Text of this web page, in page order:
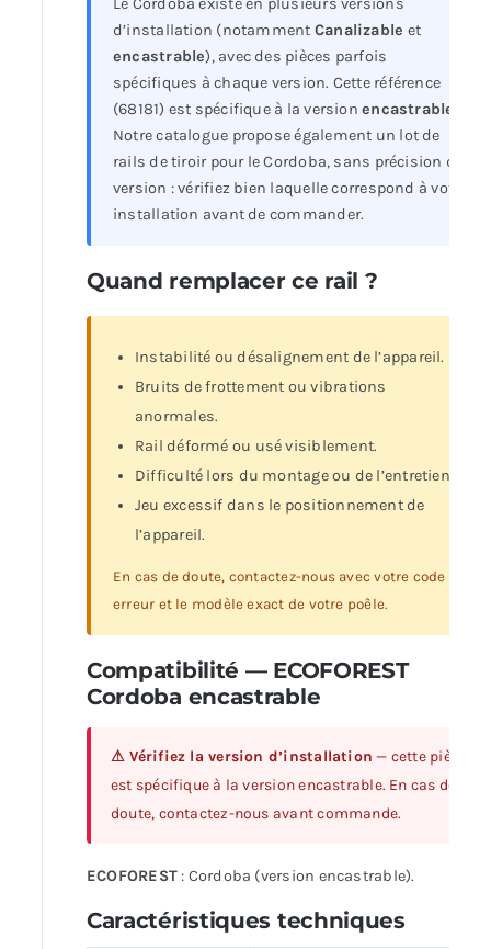
Le Cordoba existe en plusieurs versions
d’installation (notamment Canalizable et
encastrable), avec des pièces parfois
spécifiques à chaque version. Cette référence
(68181) est spécifique à la versionencastrable
Notre catalogue propose également un lot de
rails de tiroir pour le Cordoba, sans précision de
version : vérifiez bien laquelle correspond à votre
installation avant de commander.
Quand remplacer ce rail ?
Instabilité ou désalignement de l’appareil.
Bruits de frottement ou vibrations
anormales.
Rail déformé ou usé visiblement.
Difficulté lors du montage ou de l’entretien.
Jeu excessif dans le positionnement de
l’appareil.
En cas de doute, contactez-nous avec votre code
erreur et le modèle exact de votre poêle.
Compatibilité — ECOFOREST
Cordoba encastrable
⚠ Vérifiez la version d’installation — cette pièce
est spécifique à la version encastrable. En cas de
doute, contactez-nous avant commande.
ECOFOREST : Cordoba (version encastrable).
Caractéristiques techniques